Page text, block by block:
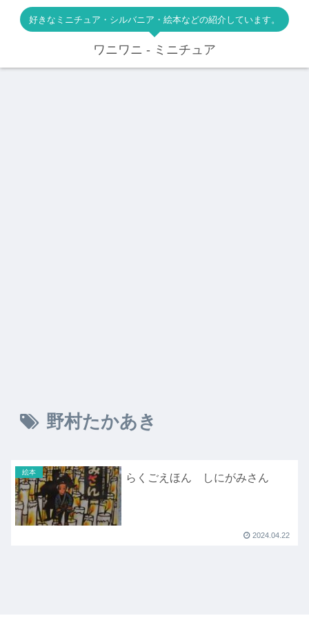
好きなミニチュア・シルバニア・絵本などの紹介しています。
ワニワニ - ミニチュア
野村たかあき
絵本 らくごえほん しにがみさん
2024.04.22